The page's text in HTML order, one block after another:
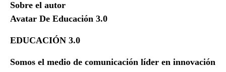
Sobre el autor
Avatar De Educación 3.0
EDUCACIÓN 3.0
Somos el medio de comunicación líder en innovación